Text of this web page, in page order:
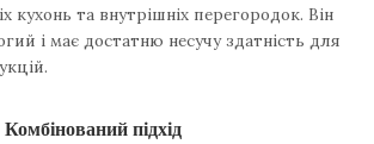
кухонь та внутрішніх перегородок. Він
і має достатню несучу здатність для
підхід